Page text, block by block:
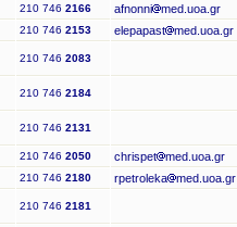
210 746 2166 afnonni med.uoa.gr
210 746 2153 elepapast med.uoa.gr
210 746 2083
210 746 2184
210 746 2131
210 746 2050 chrispet med.uoa.gr
210 746 2180 rpetroleka med.uoa.gr
210 746 2181